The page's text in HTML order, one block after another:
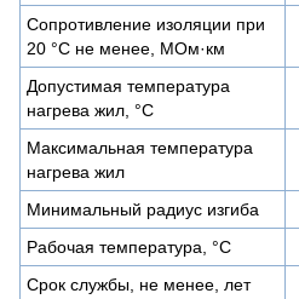
Сопротивление изоляции при
20 °С не менее, МОм·км
Допустимая температура
нагрева жил, °C
Максимальная температура
нагрева жил
Минимальный радиус изгиба
Рабочая температура, °C
Срок службы, не менее, лет